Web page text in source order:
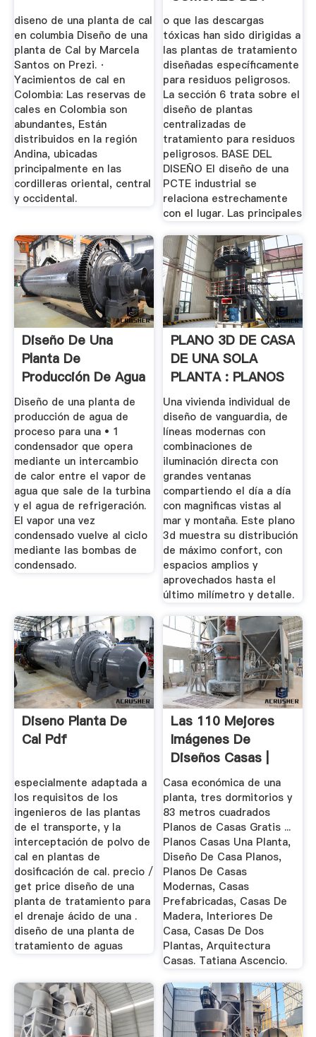
diseno de una planta de cal
en columbia Diseño de una
planta de Cal by Marcela
Santos on Prezi. ·
Yacimientos de cal en
Colombia: Las reservas de
cales en Colombia son
abundantes, Están
distribuidos en la región
Andina, ubicadas
principalmente en las
cordilleras oriental, central
y occidental.
o que las descargas
tóxicas han sido dirigidas a
las plantas de tratamiento
diseñadas específicamente
para residuos peligrosos.
La sección 6 trata sobre el
diseño de plantas
centralizadas de
tratamiento para residuos
peligrosos. BASE DEL
DISEÑO El diseño de una
PCTE industrial se
relaciona estrechamente
con el lugar. Las principales
Diseño De Una
Planta De
Producción De Agua
De Proceso .
Diseño de una planta de
producción de agua de
proceso para una • 1
condensador que opera
mediante un intercambio
de calor entre el vapor de
agua que sale de la turbina
y el agua de refrigeración.
El vapor una vez
condensado vuelve al ciclo
mediante las bombas de
condensado.
PLANO 3D DE CASA
DE UNA SOLA
PLANTA : PLANOS
DE CASAS ...
Una vivienda individual de
diseño de vanguardia, de
líneas modernas con
combinaciones de
iluminación directa con
grandes ventanas
compartiendo el día a día
con magnificas vistas al
mar y montaña. Este plano
3d muestra su distribución
de máximo confort, con
espacios amplios y
aprovechados hasta el
último milímetro y detalle.
Diseno Planta De
Cal Pdf
especialmente adaptada a
los requisitos de los
ingenieros de las plantas
de el transporte, y la
interceptación de polvo de
cal en plantas de
dosificación de cal. precio /
get price diseño de una
planta de tratamiento para
el drenaje ácido de una .
diseño de una planta de
tratamiento de aguas
Las 110 Mejores
Imágenes De
Diseños Casas |
Casas, Diseños ...
Casa económica de una
planta, tres dormitorios y
83 metros cuadrados
Planos de Casas Gratis ...
Planos Casas Una Planta,
Diseño De Casa Planos,
Planos De Casas
Modernas, Casas
Prefabricadas, Casas De
Madera, Interiores De
Casa, Casas De Dos
Plantas, Arquitectura
Casas. Tatiana Ascencio.